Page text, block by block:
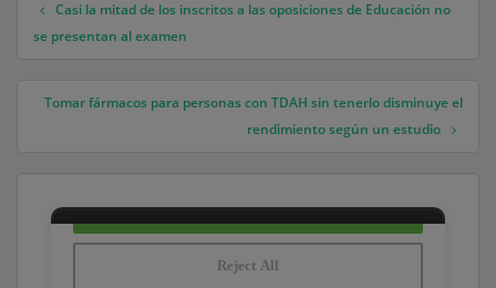
Navegación de entradas
Casi la mitad de los inscritos a las oposiciones de Educación no
se presentan al examen
Tomar fármacos para personas con TDAH sin tenerlo disminuye el
rendimiento según un estudio